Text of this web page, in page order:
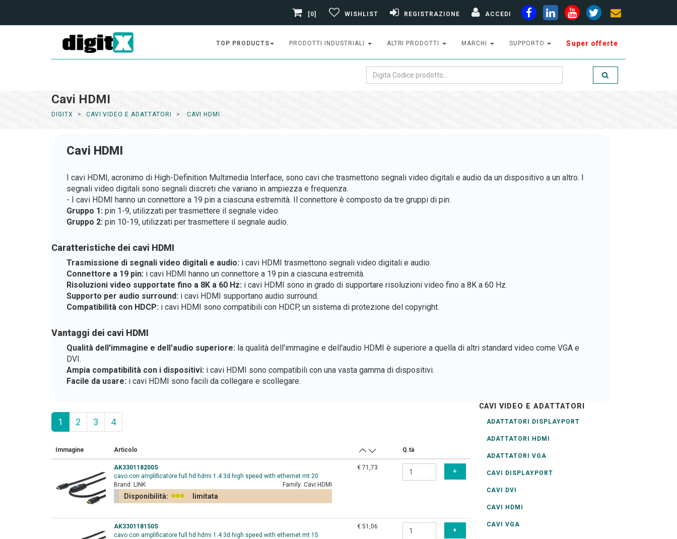
[0] WISHLIST REGISTRAZIONE ACCEDI
TOP PRODUCTS PRODOTTI INDUSTRIALI ALTRI PRODOTTI MARCHI SUPPORTO Super offerte
Cavi HDMI
DIGITX CAVI VIDEO E ADATTATORI CAVI HDMI
Cavi HDMI
I cavi HDMI, acronimo di High-Definition Multimedia Interface, sono cavi che trasmettono segnali video digitali e audio da un dispositivo a un altro. I
segnali video digitali sono segnali discreti che variano in ampiezza e frequenza.
- I cavi HDMI hanno un connettore a 19 pin a ciascuna estremità. Il connettore è composto da tre gruppi di pin:
Gruppo 1: pin 1-9, utilizzati per trasmettere il segnale video.
Gruppo 2: pin 10-19, utilizzati per trasmettere il segnale audio.
Caratteristiche dei cavi HDMI
Trasmissione di segnali video digitali e audio: i cavi HDMI trasmettono segnali video digitali e audio.
Connettore a 19 pin: i cavi HDMI hanno un connettore a 19 pin a ciascuna estremità.
Risoluzioni video supportate fino a 8K a 60 Hz: i cavi HDMI sono in grado di supportare risoluzioni video fino a 8K a 60 Hz.
Supporto per audio surround: i cavi HDMI supportano audio surround.
Compatibilità con HDCP: i cavi HDMI sono compatibili con HDCP, un sistema di protezione del copyright.
Vantaggi dei cavi HDMI
Qualità dell'immagine e dell'audio superiore: la qualità dell'immagine e dell'audio HDMI è superiore a quella di altri standard video come VGA e
DVI.
Ampia compatibilità con i dispositivi: i cavi HDMI sono compatibili con una vasta gamma di dispositivi.
Facile da usare: i cavi HDMI sono facili da collegare e scollegare.
1 2 3 4
Immagine Articolo Q.tà
AK330118200S
cavo con amplificatore full hd hdmi 1.4 3d high speed with ethernet mt 20
Brand: LINK Family: Cavi HDMI
Disponibilità: limitata
€ 71,73
AK330118150S
cavo con amplificatore full hd hdmi 1.4 3d high speed with ethernet mt 15
€ 51,06
CAVI VIDEO E ADATTATORI
ADATTATORI DISPLAYPORT
ADATTATORI HDMI
ADATTATORI VGA
CAVI DISPLAYPORT
CAVI DVI
CAVI HDMI
CAVI VGA